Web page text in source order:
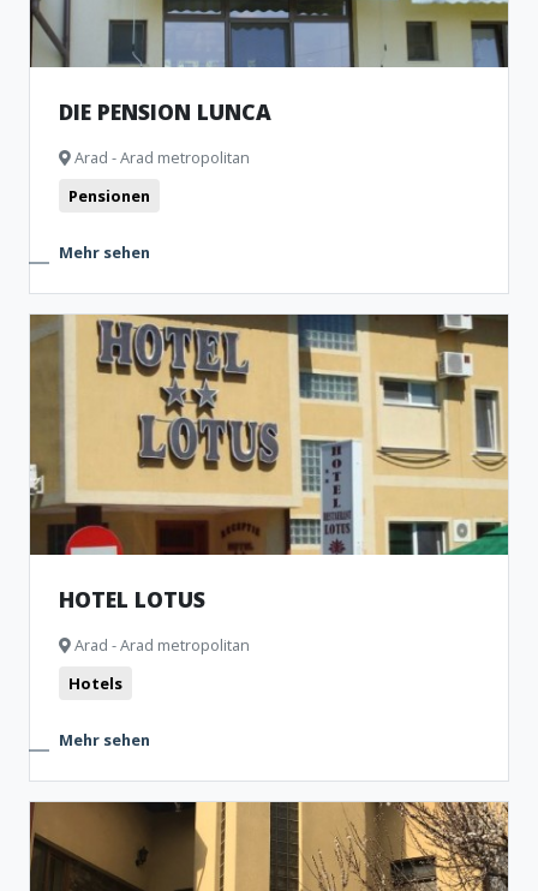
DIE PENSION LUNCA
Arad - Arad metropolitan
Pensionen
Mehr sehen
HOTEL LOTUS
Arad - Arad metropolitan
Hotels
Mehr sehen